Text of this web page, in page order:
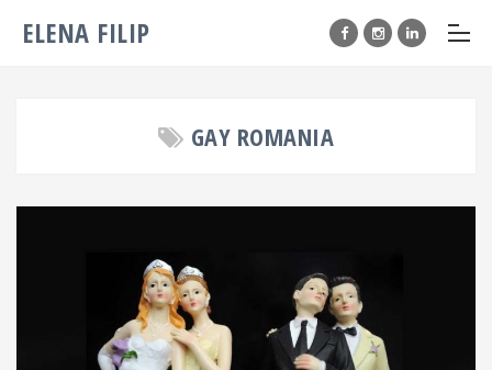
ELENA FILIP
GAY ROMANIA